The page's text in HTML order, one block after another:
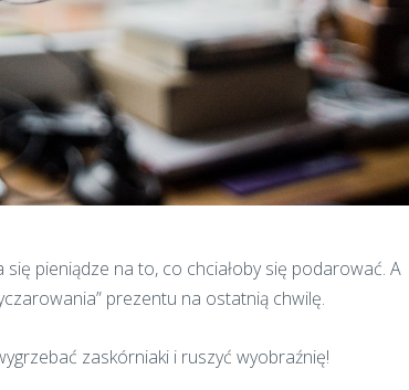
pieniądze na to, co chciałoby się podarować. A
prezentu na ostatnią chwilę.
zaskórniaki i ruszyć wyobraźnię!